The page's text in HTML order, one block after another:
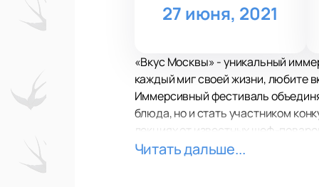
27 июня, 2021
«Вкус Москвы» - уникальный
каждый миг своей жизни, любите
Иммерсивный фестиваль
блюда, но и стать участником
лекциях от известных шеф-
Мероприятие ориентировано на
Читать дальше...